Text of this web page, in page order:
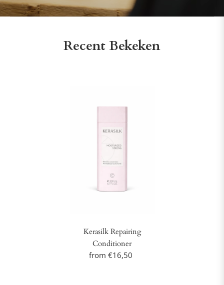
Recent Bekeken
Kerasilk Repairing
Conditioner
from €16,50